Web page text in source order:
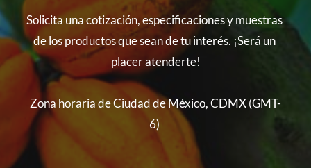
Solicita una cotización, especificaciones y muestras
de los productos que sean de tu interés. ¡Será un
placer atenderte!
Zona horaria de Ciudad de México, CDMX (GMT-
6)